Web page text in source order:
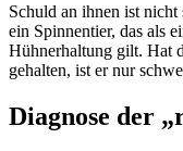
Schuld an ihnen ist nicht
ein Spinnentier, das als
Hühnerhaltung gilt. Hat
gehalten, ist er nur
Diagnose der